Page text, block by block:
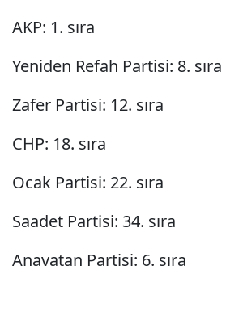
AKP: 1. sıra
Yeniden Refah Partisi: 8. sıra
Zafer Partisi: 12. sıra
CHP: 18. sıra
Ocak Partisi: 22. sıra
Saadet Partisi: 34. sıra
Anavatan Partisi: 6. sıra